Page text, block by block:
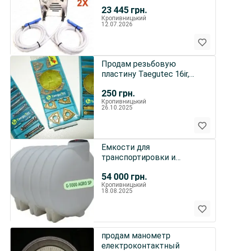
23 445 грн.
Кропивницький
12.07.2026
250 грн.
Продам резьбовую
пластину Taegutec 16ir,
Кропивницький
26.10.2025
54 000 грн.
Емкости для
транспортировки и
Кропивницький
18.08.2025
продам манометр
електроконтактный